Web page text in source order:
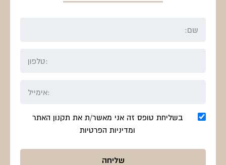
בשליחת טופס זה אני מאשר/ת את תקנון האתר
ומדיניות הפרטיות